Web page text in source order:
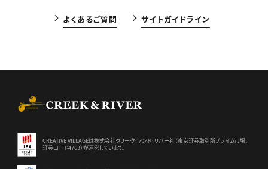
よくあるご質問 サイトガイドライン
CREATIVE VILLAGEは株式会社クリーク･アンド･リバー社（東京証券取引所プライム市場、
証券コード4763）が運営しています。